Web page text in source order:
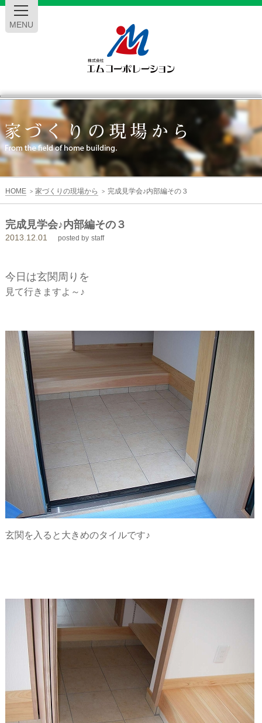
MENU
エ
ム
コ
ー
ポ
レ
ー
ョ
ン
HOME > 家づくりの現場から > 完成見学会♪内部編その３
完成見学会♪内部編その３
2013.12.01 posted by staff
今日は玄関周りを
見て行きますよ～♪
玄関を入ると大きめのタイルです♪